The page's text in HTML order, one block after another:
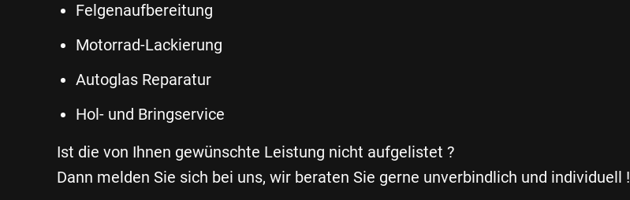
Felgenaufbereitung
Motorrad-Lackierung
Autoglas Reparatur
Hol- und Bringservice
Ist die von Ihnen gewünschte Leistung nicht aufgelistet ?
Dann melden Sie sich bei uns, wir beraten Sie gerne unverbindlich und individuell !